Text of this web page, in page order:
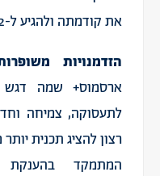
את קודמתה ולהגיע ל-12 מיליון א.נשים.
הזדמנויות
ארסמוס+ שמה
לתעסוקה, צמיחה
רצון להציג תכנית
המתמקד בהענקת